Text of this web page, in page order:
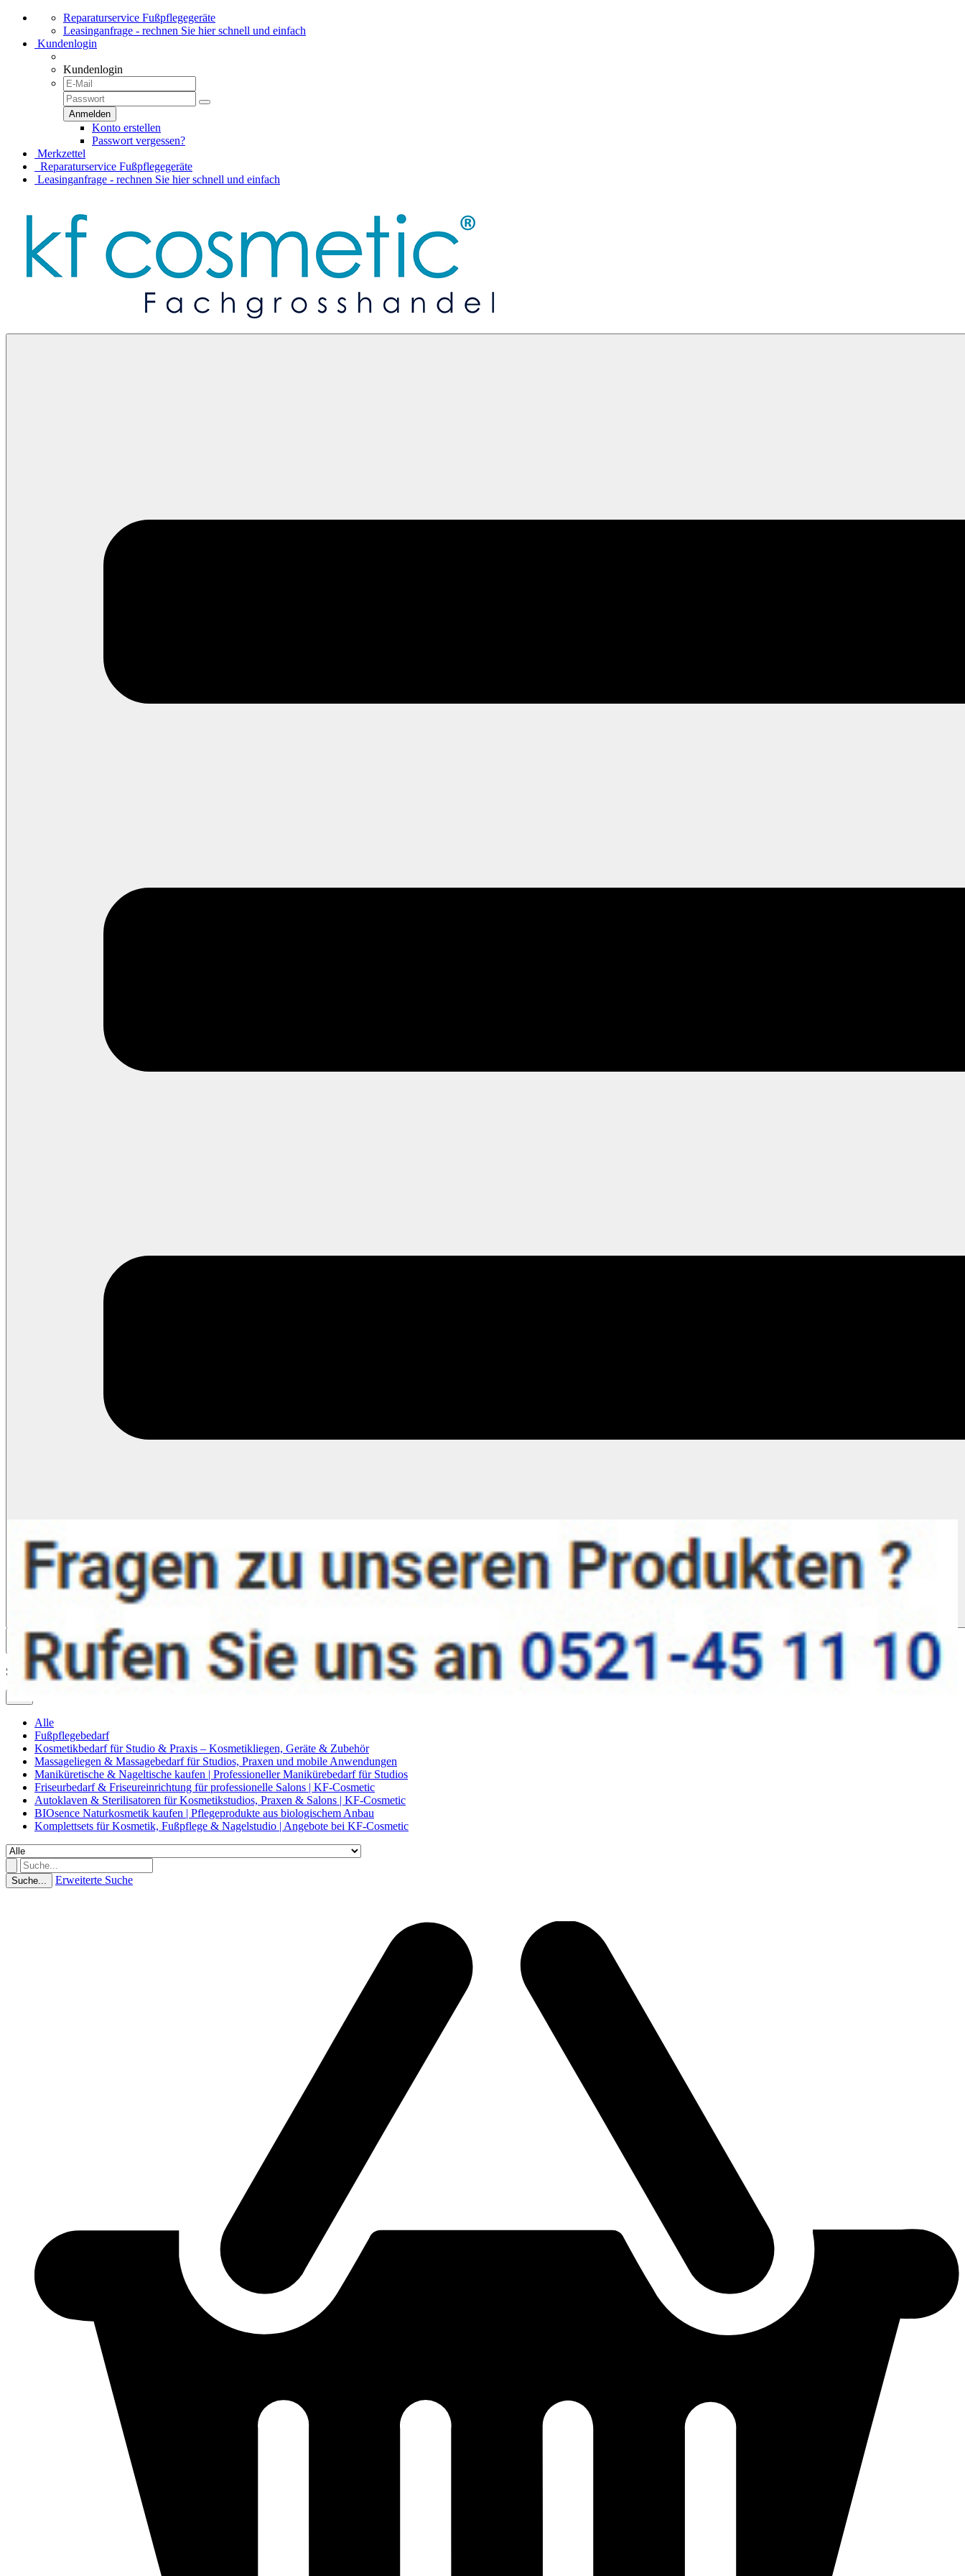
Reparaturservice Fußpflegegeräte
Leasinganfrage - rechnen Sie hier schnell und einfach
Kundenlogin
Kundenlogin
Konto erstellen
Passwort vergessen?
Merkzettel
Reparaturservice Fußpflegegeräte
Leasinganfrage - rechnen Sie hier schnell und einfach
Suche
Alle
Fußpflegebedarf
Kosmetikbedarf für Studio & Praxis – Kosmetikliegen, Geräte & Zubehör
Massageliegen & Massagebedarf für Studios, Praxen und mobile Anwendungen
Maniküretische & Nageltische kaufen | Professioneller Manikürebedarf für Studios
Friseurbedarf & Friseureinrichtung für professionelle Salons | KF-Cosmetic
Autoklaven & Sterilisatoren für Kosmetikstudios, Praxen & Salons | KF-Cosmetic
BIOsence Naturkosmetik kaufen | Pflegeprodukte aus biologischem Anbau
Komplettsets für Kosmetik, Fußpflege & Nagelstudio | Angebote bei KF-Cosmetic
Suche... Erweiterte Suche